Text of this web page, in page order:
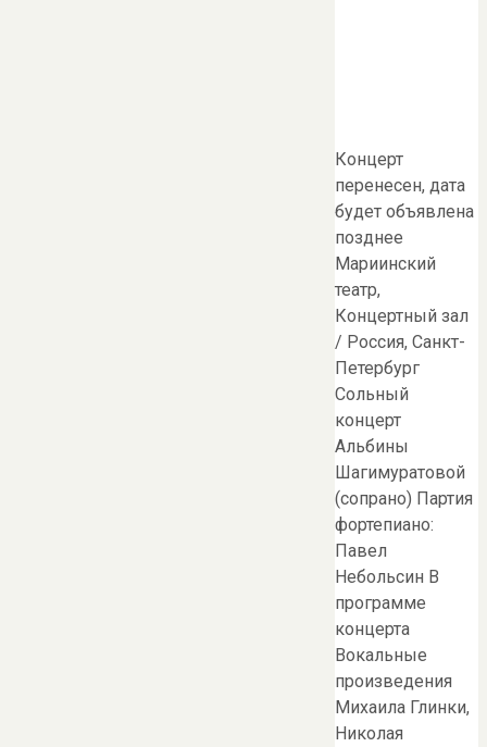
Концерт
перенесен, дата
будет объявлена
позднее
Мариинский
театр,
Концертный зал
/ Россия, Санкт-
Петербург
Сольный
концерт
Альбины
Шагимуратовой
(сопрано) Партия
фортепиано:
Павел
Небольсин В
программе
концерта
Вокальные
произведения
Михаила Глинки,
Николая